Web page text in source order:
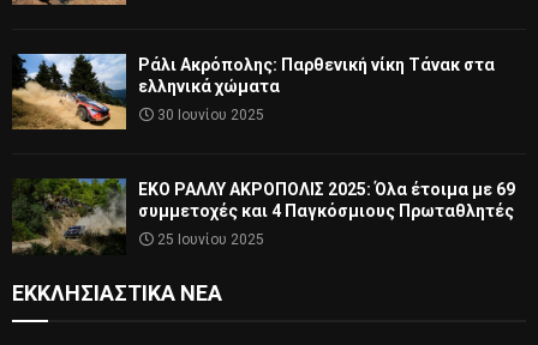
Ράλι Ακρόπολης: Παρθενική νίκη Τάνακ στα
ελληνικά χώματα
30 Ιουνίου 2025
ΕΚΟ ΡΑΛΛΥ ΑΚΡΟΠΟΛΙΣ 2025: Όλα έτοιμα με 69
συμμετοχές και 4 Παγκόσμιους Πρωταθλητές
25 Ιουνίου 2025
ΕΚΚΛΗΣΙΑΣΤΙΚΆ ΝΈΑ